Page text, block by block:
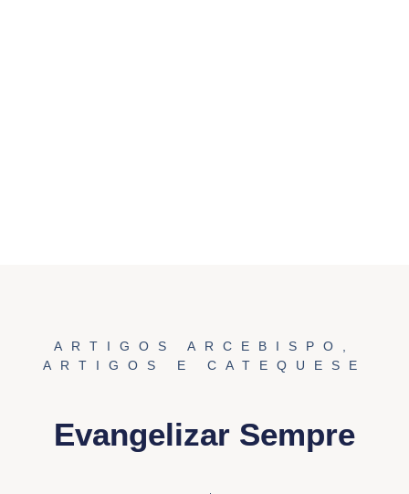
ARTIGOS ARCEBISPO
ARTIGOS E CATEQUESE
Evangelizar Sempre